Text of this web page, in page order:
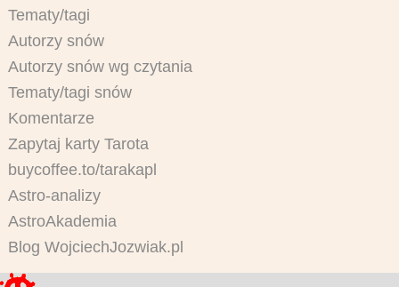
Tematy/tagi
Autorzy snów
Autorzy snów wg czytania
Tematy/tagi snów
Komentarze
Zapytaj karty Tarota
buycoffee.to/tarakapl
Astro-analizy
AstroAkademia
Blog WojciechJozwiak.pl